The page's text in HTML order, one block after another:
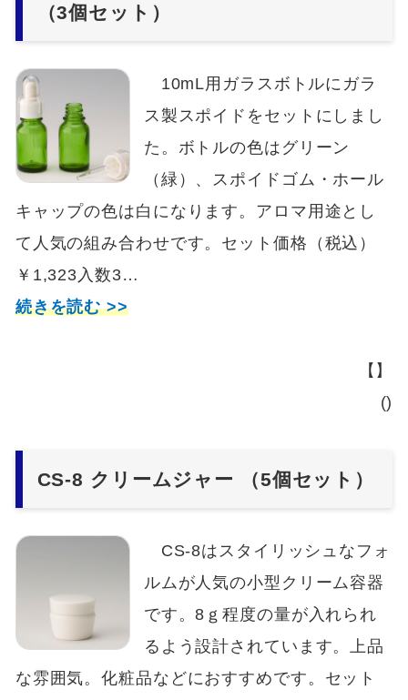
（3個セット）
10mL用ガラスボトルにガラ
ス製スポイドをセットにしまし
た。ボトルの色はグリーン
（緑）、スポイドゴム・ホール
キャップの色は白になります。アロマ用途とし
て人気の組み合わせです。セット価格（税込）
￥1,323入数3…
続きを読む >>
【】
()
CS-8 クリームジャー （5個セット）
CS-8はスタイリッシュなフォ
ルムが人気の小型クリーム容器
です。8ｇ程度の量が入れられ
るよう設計されています。上品
な雰囲気。化粧品などにおすすめです。セット